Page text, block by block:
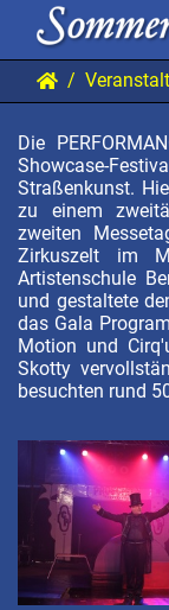
Die
Showcase-
Straßenkunst.
zu einem
zweiten
Zirkuszelt im
Artistenschule
und gestaltete
das Gala
Motion und
Skotty
besuchten rund